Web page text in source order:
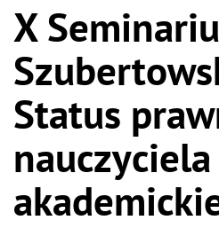
X
Status
nauczyciela